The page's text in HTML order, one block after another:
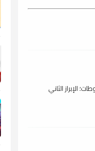
الإبراز الثاني